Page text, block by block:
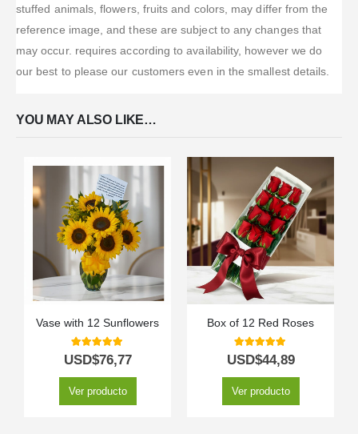
stuffed animals, flowers, fruits and colors, may differ from the
reference image, and these are subject to any changes that
may occur. requires according to availability, however we do
our best to please our customers even in the smallest details.
YOU MAY ALSO LIKE…
Vase with 12 Sunflowers
5.00 out of 5
USD$76,77
Ver producto
Box of 12 Red Roses
5.00 out of 5
USD$44,89
Ver producto